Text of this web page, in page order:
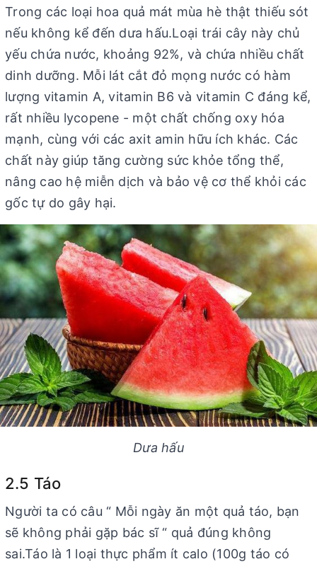
Trong các loại hoa quả mát mùa hè thật thiếu sót
nếu không kể đến dưa hấu.Loại trái cây này chủ
yếu chứa nước, khoảng 92%, và chứa nhiều chất
dinh dưỡng. Mỗi lát cắt đỏ mọng nước có hàm
lượng vitamin A, vitamin B6 và vitamin C đáng kể,
rất nhiều lycopene - một chất chống oxy hóa
mạnh, cùng với các axit amin hữu ích khác. Các
chất này giúp tăng cường sức khỏe tổng thể,
nâng cao hệ miễn dịch và bảo vệ cơ thể khỏi các
gốc tự do gây hại.
Dưa hấu
2.5 Táo
Người ta có câu “ Mỗi ngày ăn một quả táo, bạn
sẽ không phải gặp bác sĩ “ quả đúng không
sai.Táo là 1 loại thực phẩm ít calo (100g táo có